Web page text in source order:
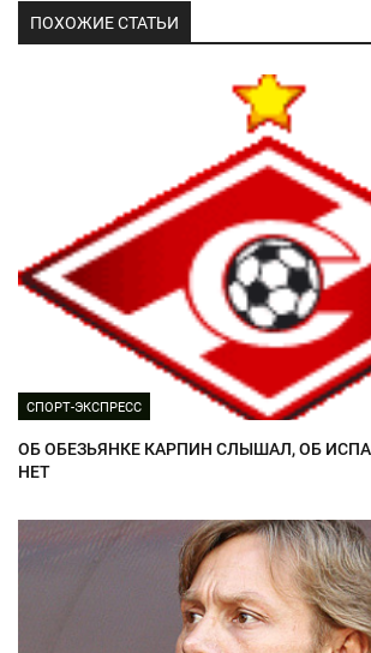
ПОХОЖИЕ СТАТЬИ
СПОРТ-ЭКСПРЕСС
ОБ ОБЕЗЬЯНКЕ КАРПИН СЛЫШАЛ, ОБ
НЕТ